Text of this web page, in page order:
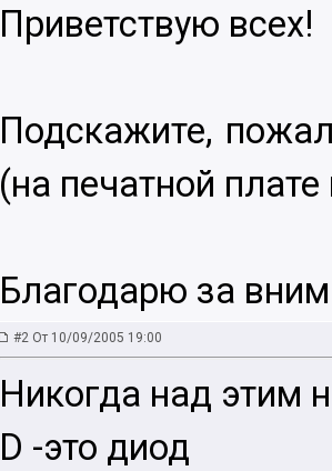
Приветствую всех!
Подскажите,
(на печатной
Благодарю за
#2 От 10/09/2005 19:00
Никогда над этим
D -это диод